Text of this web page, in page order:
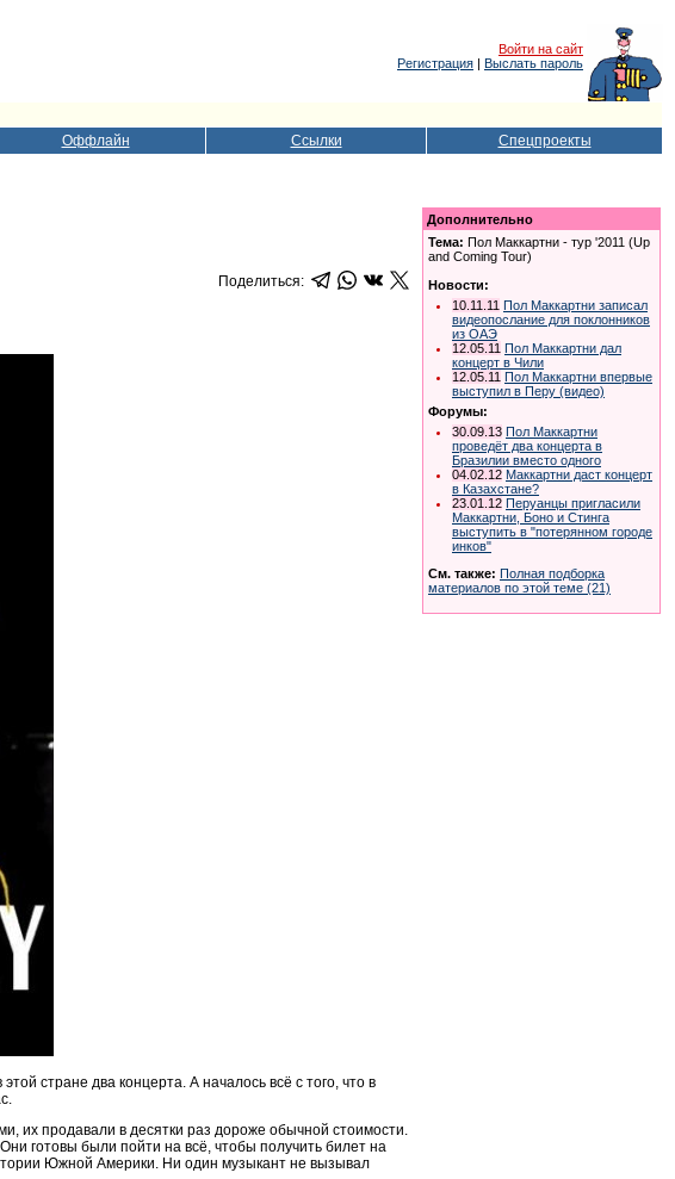
Войти на сайт
Регистрация | Выслать пароль
Оффлайн Ссылки Спецпроекты
Поделиться:
стране два концерта. А началось всё с того, что в
их продавали в десятки раз дороже обычной стоимости.
готовы были пойти на всё, чтобы получить билет на
Южной Америки. Ни один музыкант не вызывал
Дополнительно
Тема: Пол Маккартни - тур '2011 (Up
and Coming Tour)
Новости:
10.11.11 Пол Маккартни записал
видеопослание для поклонников
из ОАЭ
12.05.11 Пол Маккартни дал
концерт в Чили
12.05.11 Пол Маккартни впервые
выступил в Перу (видео)
Форумы:
30.09.13 Пол Маккартни
проведёт два концерта в
Бразилии вместо одного
04.02.12 Маккартни даст концерт
в Казахстане?
23.01.12 Перуанцы пригласили
Маккартни, Боно и Стинга
выступить в "потерянном городе
инков"
См. также: Полная подборка
материалов по этой теме (21)